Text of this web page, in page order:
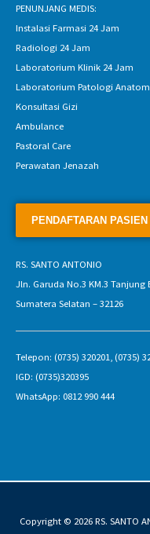
PENUNJANG MEDIS:
Instalasi Farmasi 24 Jam
Radiologi 24 Jam
Laboratorium Klinik 24 Jam
Laboratorium Patologi
Konsultasi Gizi
Ambulance
Pastoral Care
Perawatan Jenazah
RS. SANTO ANTONIO
Jln. Garuda No.3 KM.3
Sumatera Selatan – 32126
Telepon: (0735) 320201, (0735)
IGD: (0735)320395
WhatsApp: 0812 990 444
Copyright © 2026RS. SANTO